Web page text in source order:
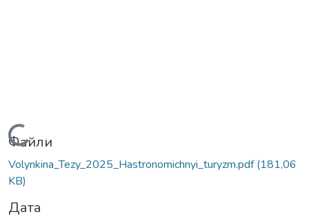
Вантажиться...
Файли
Volynkina_Tezy_2025_Hastronomichnyi_turyzm.pdf(181,06
KB)
Дата